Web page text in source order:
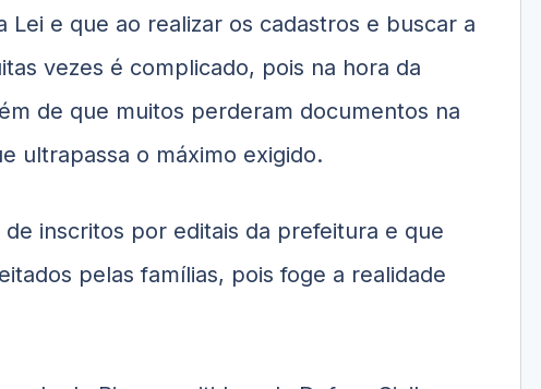
e que ao realizar os cadastros e buscar a
vezes é complicado, pois na hora da
de que muitos perderam documentos na
ultrapassa o máximo exigido.
inscritos por editais da prefeitura e que
pelas famílias, pois foge a realidade